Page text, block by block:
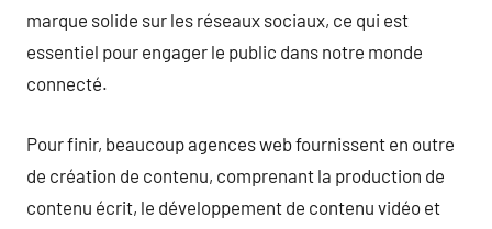
marque solide sur les réseaux sociaux, ce qui est
essentiel pour engager le public dans notre monde
connecté.
Pour finir, beaucoup agences web fournissent en outre
de création de contenu, comprenant la production de
contenu écrit, le développement de contenu vidéo et